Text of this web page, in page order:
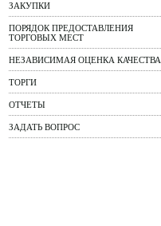
ЗАКУПКИ
ПОРЯДОК ПРЕДОСТАВЛЕНИЯ
ТОРГОВЫХ МЕСТ
НЕЗАВИСИМАЯ ОЦЕНКА КАЧЕСТВА
ТОРГИ
ОТЧЕТЫ
ЗАДАТЬ ВОПРОС